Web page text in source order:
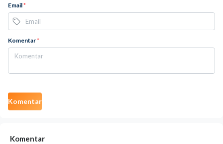
Email*
Komentar*
Komentar
Komentar